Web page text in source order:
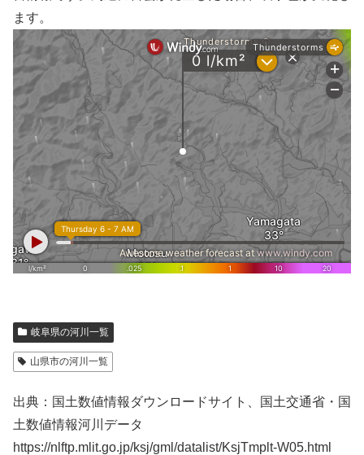
ます。
岐阜県の河川一覧
山県市の河川一覧
出典：国土数値情報ダウンロードサイト、国土交通省・国
土数値情報河川データ
https://nlftp.mlit.go.jp/ksj/gml/datalist/KsjTmplt-W05.html